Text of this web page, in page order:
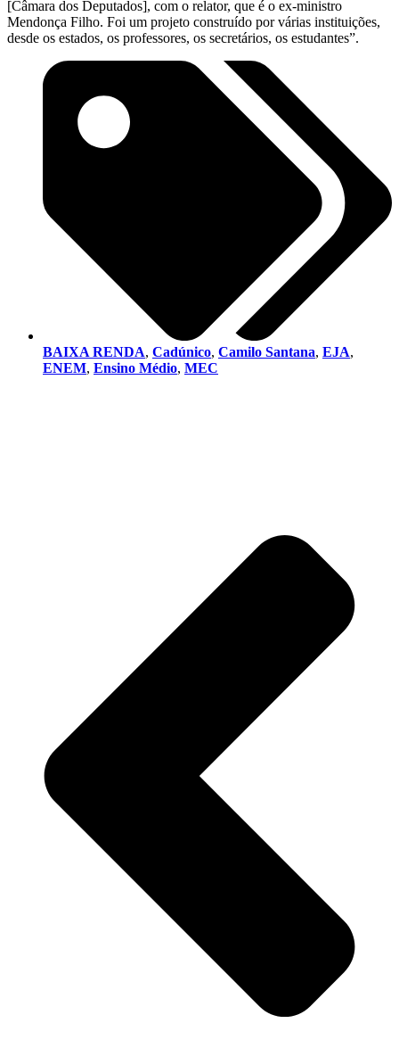
[Câmara dos Deputados], com o relator, que é o ex-ministro
Mendonça Filho. Foi um projeto construído por várias instituições,
desde os estados, os professores, os secretários, os estudantes”.
BAIXA RENDA, Cadúnico, Camilo Santana, EJA,
ENEM, Ensino Médio, MEC